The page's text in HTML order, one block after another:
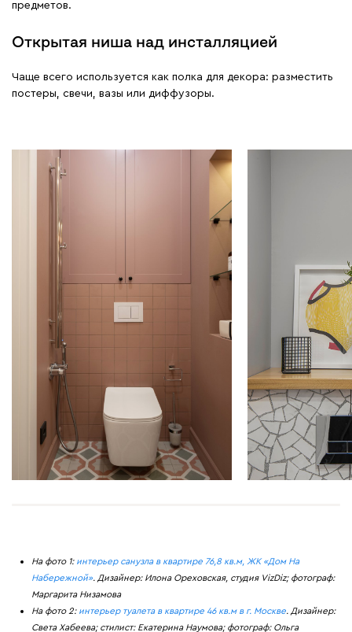
предметов.
Открытая ниша над инсталляцией
Чаще всего используется как полка для декора: разместить
постеры, свечи, вазы или диффузоры.
На фото 1: интерьер санузла в квартире 76,8 кв.м, ЖК «Дом На
Набережной». Дизайнер: Илона Ореховская, студия VizDiz; фотограф:
Маргарита Низамова
На фото 2: интерьер туалета в квартире 46 кв.м в г. Москве. Дизайнер:
Света Хабеева; стилист: Екатерина Наумова; фотограф: Ольга